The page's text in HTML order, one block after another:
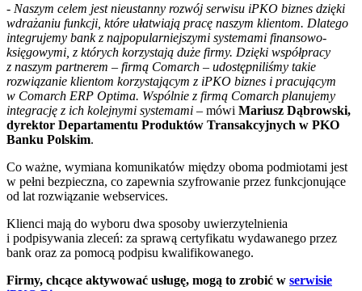
- Naszym celem jest nieustanny rozwój serwisu iPKO biznes dzięki
wdrażaniu funkcji, które ułatwiają pracę naszym klientom. Dlatego
integrujemy bank z najpopularniejszymi systemami finansowo-
księgowymi, z których korzystają duże firmy. Dzięki współpracy
z naszym partnerem – firmą Comarch – udostępniliśmy takie
rozwiązanie klientom korzystającym z iPKO biznes i pracującym
w Comarch ERP Optima. Wspólnie z firmą Comarch planujemy
integrację z ich kolejnymi systemami – mówi Mariusz Dąbrowski,
dyrektor Departamentu Produktów Transakcyjnych w PKO
Banku Polskim.
Co ważne, wymiana komunikatów między oboma podmiotami jest
w pełni bezpieczna, co zapewnia szyfrowanie przez funkcjonujące
od lat rozwiązanie webservices.
Klienci mają do wyboru dwa sposoby uwierzytelnienia
i podpisywania zleceń: za sprawą certyfikatu wydawanego przez
bank oraz za pomocą podpisu kwalifikowanego.
Firmy, chcące aktywować usługę, mogą to zrobić w serwisie